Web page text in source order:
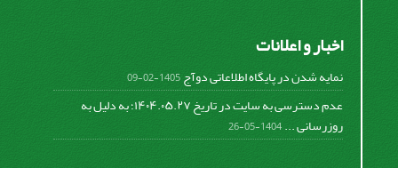
اخبار و اعلانات
نمایه شدن در پایگاه اطلاعاتی دوآج1405-02-09
عدم دسترسی به سایت در تاریخ ۱۴۰۴.۰۵.۲۷؛ به دلیل به
روزرسانی ...1404-05-26